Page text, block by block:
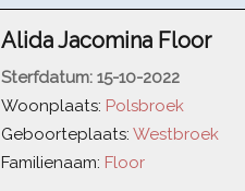
Alida Jacomina Floor
Sterfdatum: 15-10-2022
Woonplaats: Polsbroek
Geboorteplaats: Westbroek
Familienaam: Floor